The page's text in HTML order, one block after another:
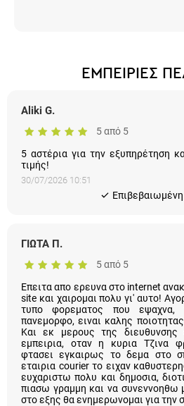
ΕΜΠΕΙΡΙΕΣ
Aliki G.
5 από 5
5 αστέρια για την εξυπηρέτηση
τιμής!
30/07/2026 10:51
ΓΙΩΤΑ Π.
5 από 5
Επειτα απο ερευνα στο internet
site και χαιρομαι πολυ γι' αυτο!
τυπο φορεματος που
πανεμορφο, ειναι καλης
Και εκ μερους της
εμπειρια, οταν η κυρια Τζινα
φτασει εγκαιρως το δεμα στο
εταιρια courier το ειχαν
ευχαριστω πολυ και δημοσια,
πιασω γραμμη και να συνεννοηθω
στο εξης θα ενημερωνομαι για την